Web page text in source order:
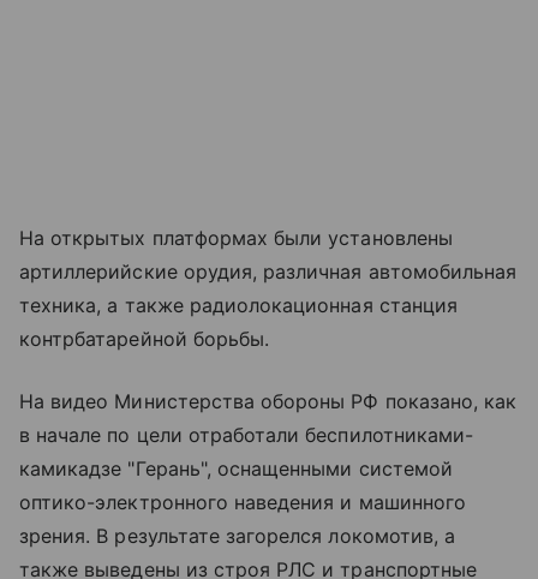
На открытых платформах были установлены
артиллерийские орудия, различная автомобильная
техника, а также радиолокационная станция
контрбатарейной борьбы.
На видео Министерства обороны РФ показано, как
в начале по цели отработали беспилотниками-
камикадзе "Герань", оснащенными системой
оптико-электронного наведения и машинного
зрения. В результате загорелся локомотив, а
также выведены из строя РЛС и транспортные